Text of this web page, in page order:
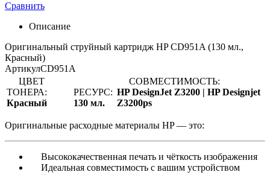
Сравнить
Описание
Оригинальный струйный картридж HP CD951A (130 мл.,
Красный)
АртикулCD951A
ЦВЕТ
ТОНЕРА:
Красный
РЕСУРС:
130 мл.
СОВМЕСТИМОСТЬ:
HP DesignJet Z3200 | HP Designjet
Z3200ps
Оригинальные расходные материалы HP — это:
Высококачественная печать и чёткость изображения
Идеальная совместимость с вашим устройством